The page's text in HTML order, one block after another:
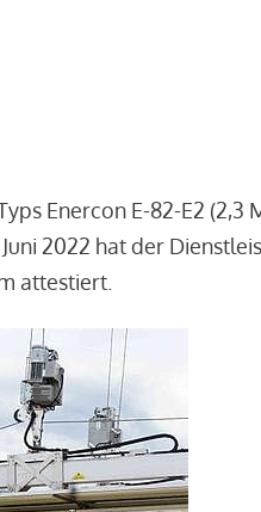
Enercon E-82-E2
2022 hat der
attestiert.